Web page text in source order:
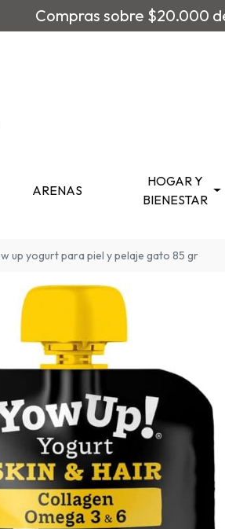
Compras sobre $20.000
ARENAS
HOGAR Y
BIENESTAR
up yogurt para piel y pelaje gato 85 gr